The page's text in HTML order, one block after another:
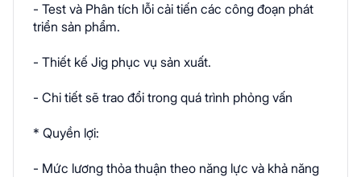
- Test và Phân tích lỗi cải tiến các công đoạn phát
triển sản phẩm.
- Thiết kế Jig phục vụ sản xuất.
- Chi tiết sẽ trao đổi trong quá trình phỏng vấn
* Quyền lợi:
- Mức lương thỏa thuận theo năng lực và khả năng